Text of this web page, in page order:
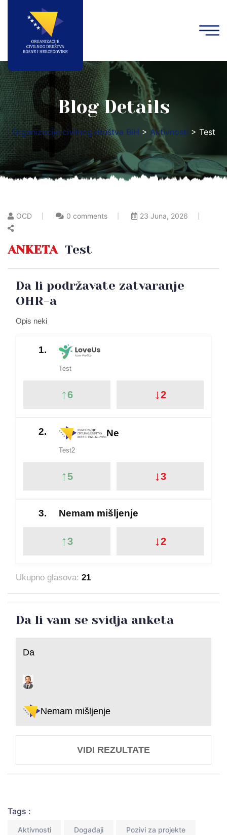
Blog Details
Organizacije civilnog društva BiH > Aktivnosti > Test
OCD 0 comments 23 Juna, 2026
ANKETA Test
Da li podržavate zatvaranje
OHR-a
Opis neki
1.
Test
↑6 ↓2
2. Ne
Test2
↑5 ↓3
3. Nemam mišljenje
↑3 ↓2
Ukupno glasova: 21
Da li vam se svidja anketa
Da
Nemam mišljenje
VIDI REZULTATE
Tags :
Aktivnosti Događaji Pozivi za projekte